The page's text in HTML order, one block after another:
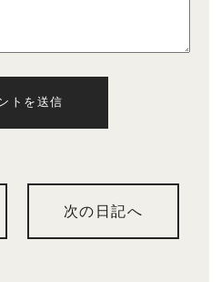
トを送信
次の日記へ